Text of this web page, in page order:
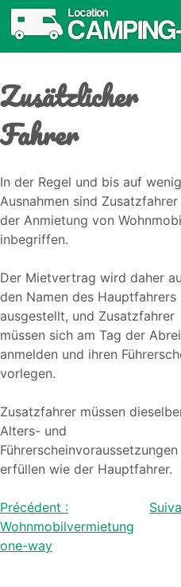
Zusätzlicher
Fahrer
In der Regel und bis auf
Ausnahmen sind Zusatzfahrer
der Anmietung von
inbegriffen.
Der Mietvertrag wird daher
den Namen des Hauptfahrers
ausgestellt, und Zusatzfahrer
müssen sich am Tag der
anmelden und ihren
vorlegen.
Zusatzfahrer müssen
Alters- und
Führerscheinvoraussetzungen
erfüllen wie der Hauptfahrer.
Beitragsnavigation
Précédent :
Wohnmobilvermietung
one-way